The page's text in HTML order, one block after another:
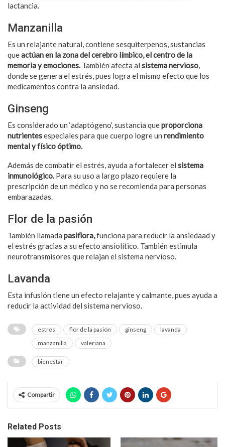
lactancia.
Manzanilla
Es un relajante natural, contiene sesquiterpenos, sustancias
queactúan en la zona del cerebro límbico, el centro de la
memoria y emociones. También afecta al sistema nervioso,
donde se genera el estrés, pues logra el mismo efecto que los
medicamentos contra la ansiedad.
Ginseng
Es considerado un ‘adaptógeno’, sustancia queproporciona
nutrientesespeciales para que cuerpo logre un rendimiento
mental y físico óptimo.
Además de combatir el estrés, ayuda a fortalecer el sistema
inmunológico. Para su uso a largo plazo requiere la
prescripción de un médico y no se recomienda para personas
embarazadas.
Flor de la pasión
También llamada pasiflora,funciona para reducir la ansiedaad y
el estrés gracias a su efecto ansiolítico. También estimula
neurotransmisores que relajan el sistema nervioso.
Lavanda
Esta infusión tiene un efecto relajante y calmante, pues ayuda a
reducir la actividad del sistema nervioso.
estres flor de la pasión ginseng
lavanda
manzanilla
valeriana
bienestar
Compartir
Related Posts